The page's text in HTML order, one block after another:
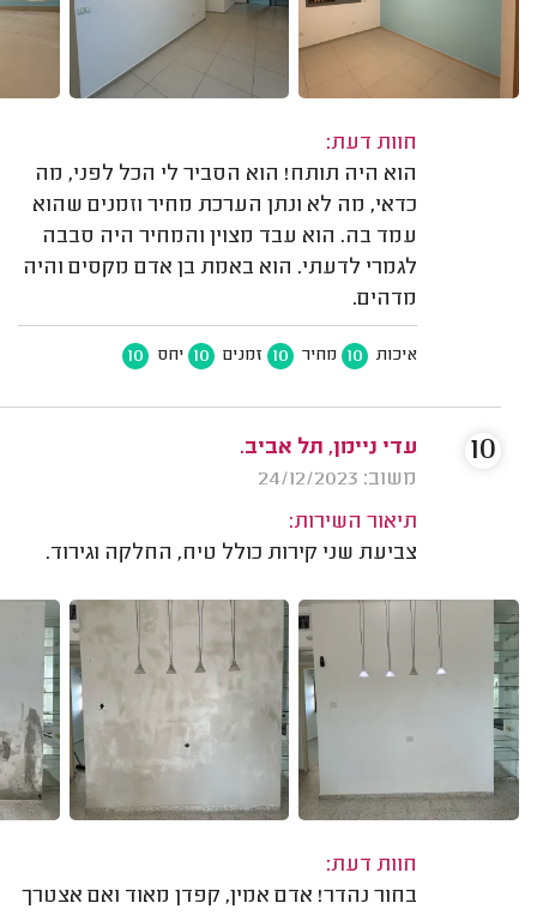
חוות דעת:
הוא היה תותח! הוא הסביר לי הכל לפני, מה
כדאי, מה לא ונתן הערכת מחיר וזמנים שהוא
עמד בה. הוא עבד מצוין והמחיר היה סבבה
לגמרי לדעתי. הוא באמת בן אדם מקסים והיה
מדהים.
איכות 10 מחיר 10 זמנים 10 יחס 10
עדי ניימן, תל אביב.
משוב: 24/12/2023
תיאור השירות:
צביעת שני קירות כולל טיח, החלקה וגירוד.
חוות דעת:
בחור נהדר! אדם אמין, קפדן מאוד ואם אצטרך
10